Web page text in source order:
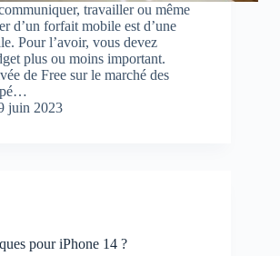
travailler ou même
d’un forfait mobile est d’une
Pour l’avoir, vous devez
plus ou moins important.
de Free sur le marché des
juin 2023
pour iPhone 14 ?